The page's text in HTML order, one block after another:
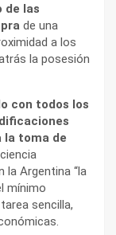
de las
de una
a los
la posesión
con todos los
la toma de
la Argentina “la
mínimo
sencilla,